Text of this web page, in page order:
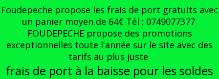
Foudepeche propose les frais de port gratuits avec
un panier moyen de 64€ Tél : 0749077377
FOUDEPECHE propose des promotions
exceptionnelles toute l'année sur le site avec des
tarifs au plus juste
frais de port à la baisse pour les soldes